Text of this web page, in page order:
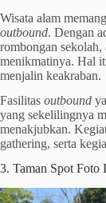
Wisata alam
outbound. Dengan
rombongan sekolah,
menikmatinya. Hal
menjalin keakraban.
Fasilitas outbound
yang sekelilingnya
menakjubkan.
gathering, serta
3. Taman Spot Foto